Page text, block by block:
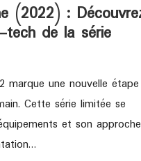
(2022) :
tech de la série
marque une nouvelle étape
Cette série limitée se
et son approche